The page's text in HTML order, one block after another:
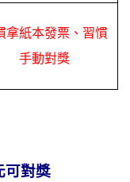
拿紙本發票、習慣
手動對獎
可對獎